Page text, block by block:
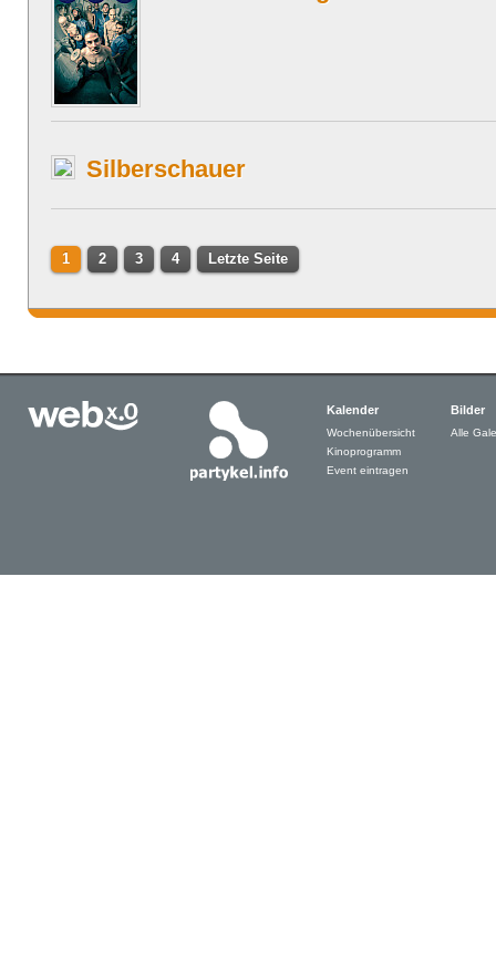
Silberschauer
1 2 3 4 Letzte Seite
Kalender
Wochenübersicht
Kinoprogramm
Event eintragen
Bilder
Alle